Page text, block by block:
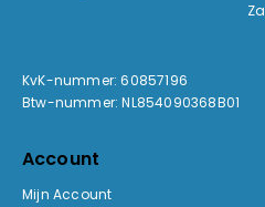
KvK-nummer: 60857196
Btw-nummer: NL854090368B01
Account
Mijn Account